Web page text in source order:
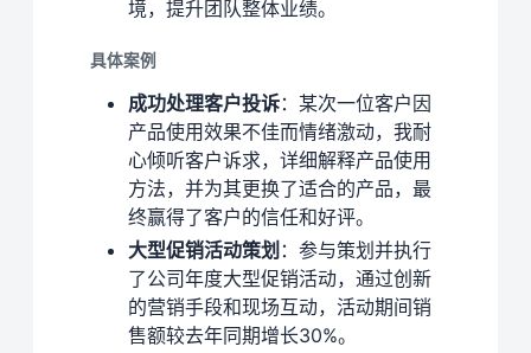
境，提升团队整体业绩。
具体案例
成功处理客户投诉：某次一位客户因
产品使用效果不佳而情绪激动，我耐
心倾听客户诉求，详细解释产品使用
方法，并为其更换了适合的产品，最
终赢得了客户的信任和好评。
大型促销活动策划 ：参与策划并执行
了公司年度大型促销活动，通过创新
的营销手段和现场互动，活动期间销
售额较去年同期增长30%。